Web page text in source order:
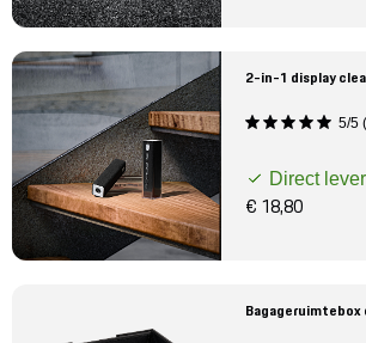
2-in-1 display
5/5
Direct
€ 18,80
Bagageruimtebox